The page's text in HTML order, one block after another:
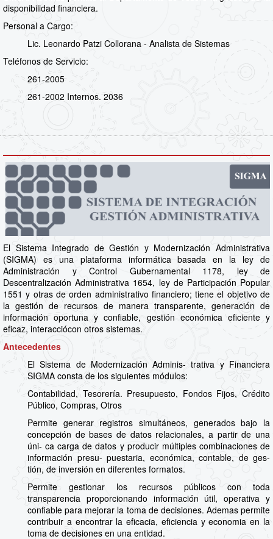
disponibilidad financiera.
Personal a Cargo:
Lic. Leonardo Patzi Collorana - Analista de Sistemas
Teléfonos de Servicio:
261-2005
261-2002 Internos. 2036
El Sistema Integrado de Gestión y Modernización Administrativa
(SIGMA) es una plataforma informática basada en la ley de
Administración y Control Gubernamental 1178, ley de
Descentralización Administrativa 1654, ley de Participación Popular
1551 y otras de orden administrativo financiero; tiene el objetivo de
la gestión de recursos de manera transparente, generación de
información oportuna y confiable, gestión económica eficiente y
eficaz, interacciócon otros sistemas.
Antecedentes
El Sistema de Modernización Adminis- trativa y Financiera
SIGMA consta de los siguientes módulos:
Contabilidad, Tesorería. Presupuesto, Fondos Fijos, Crédito
Público, Compras, Otros
Permite generar registros simultáneos, generados bajo la
concepción de bases de datos relacionales, a partir de una
úni- ca carga de datos y producir múltiples combinaciones de
información presu- puestaria, económica, contable, de ges-
tión, de inversión en diferentes formatos.
Permite gestionar los recursos públicos con toda
transparencia proporcionando información útil, operativa y
confiable para mejorar la toma de decisiones. Ademas permite
contribuir a encontrar la eficacia, eficiencia y economia en la
toma de decisiones en una entidad.